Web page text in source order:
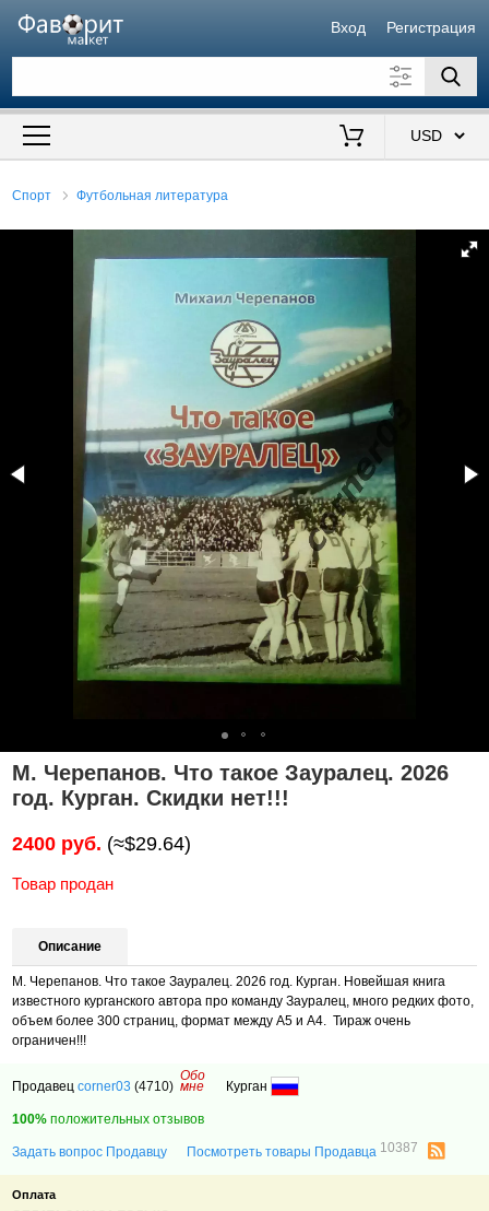
Вход Регистрация
Искать также в описании
Спорт Футбольная литература
М. Черепанов. Что такое Зауралец. 2026
год. Курган. Скидки нет!!!
2400 руб. (≈$29.64)
Товар продан
Описание
М. Черепанов. Что такое Зауралец. 2026 год. Курган. Новейшая книга
известного курганского автора про команду Зауралец, много редких фото,
объем более 300 страниц, формат между А5 и А4. Тираж очень
ограничен!!!
Продавецcorner03 (4710)
Обо
мне Курган
100% положительных отзывов
Задать вопрос Продавцу Посмотреть товары Продавца 10387
Оплата